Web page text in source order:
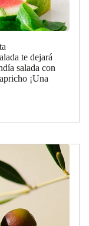
te dejará
salada con
¡Una